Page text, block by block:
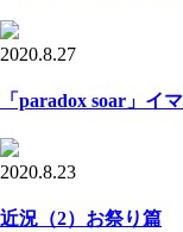
2020.8.27
「paradox soar」イ
2020.8.23
近況（2）お祭り篇